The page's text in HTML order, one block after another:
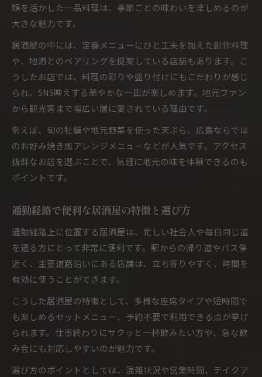
アクセスと雰囲気を両立させる選び方の秘訣
安芸郡や安佐南区の居酒屋選びも参考に
居酒屋で味わう地元グルメの奥深さ
地元グルメを堪能できる居酒屋の楽しみ方
安芸区居酒屋で広島ならではの味を満喫
旬の食材を活かした居酒屋メニューの魅力
安佐南区グルメの要素も取り入れた居酒屋
創作料理が光る居酒屋の奥深い味わい体験
類を活かした一品料理は、季節ごとの味わいを楽しめるのが
大きな魅力です。
居酒屋の中には、定番メニューにひと工夫を加えた創作料理
や、地酒とのペアリングを提案している店舗もあります。こ
うしたお店では、料理の彩りや盛り付けにもこだわりが感じ
られ、SNS映えする華やかな一皿が楽しめます。地元ファン
から観光客まで幅広い層に愛されている理由です。
例えば、旬の牡蠣や地元野菜を使った天ぷら、広島ならでは
のお好み焼き風アレンジメニューなどが人気です。アクセス
抜群なお店を選ぶことで、気軽に地元の味を体験できるのも
ポイントです。
通勤経路で便利な居酒屋の特徴と選び方
通勤経路上に位置する居酒屋は、忙しい社会人や毎日同じ道
を通る方にとって非常に便利です。駅からの帰り道やバス停
近く、主要道路沿いにある店舗は、立ち寄りやすく、時間を
有効に使うことができます。
こうした居酒屋の特徴として、多様な座席タイプや短時間で
も楽しめるセットメニュー、予約不要で利用できる点が挙げ
られます。仕事終わりにサクッと一杯飲みたい方や、急な飲
み会にも対応しやすいのが魅力です。
選び方のポイントとしては、混雑状況や営業時間、テイクア